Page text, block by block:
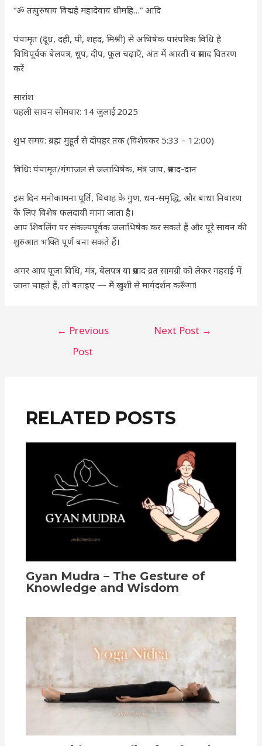
“ॐ तत्पुरुषाय विद्महे महादेवाय धीमहि…” आदि
पंचामृत (दूध, दही, घी, शहद, मिश्री) से अभिषेक पारंपरिक विधि है
विधिपूर्वक बेलपत्र, धूप, दीप, फूल चढ़ाएँ, अंत में आरती व प्रसाद वितरण
करें
सारांश
पहली सावन सोमवार: 14 जुलाई 2025
शुभ समय: ब्रह्म मुहूर्त से दोपहर तक (विशेषकर 5:33 – 12:00)
विधिः पंचामृत/गंगाजल से जलाभिषेक, मंत्र जाप, प्रसाद-दान
इस दिन मनोकामना पूर्ति, विवाह के गुण, धन-समृद्धि, और बाधा निवारण
के लिए विशेष फलदायी माना जाता है।
आप शिवलिंग पर संकल्पपूर्वक जलाभिषेक कर सकते हैं और पूरे सावन की
शुरुआत भक्ति पूर्ण बना सकते हैं।
अगर आप पूजा विधि, मंत्र, बेलपत्र या प्रसाद व्रत सामग्री को लेकर गहराई में
जाना चाहते हैं, तो बताइए — मैं खुशी से मार्गदर्शन करूँगा!
← Previous
Post
Next Post →
RELATED POSTS
Gyan Mudra – The Gesture of
Knowledge and Wisdom